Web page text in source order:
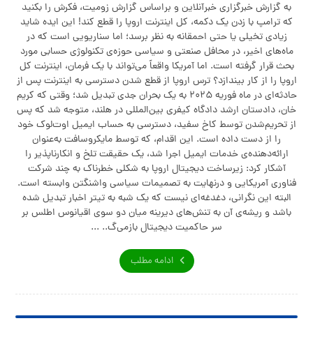
به گزارش خبرگزاری خبرآنلاین و براساس گزارش زومیت، فکرش را بکنید
که ترامپ با زدن یک دکمه، کل اینترنت اروپا را قطع کند! این ایده شاید
زیادی تخیلی یا حتی احمقانه به‌ نظر برسد؛ اما سناریویی است که در
ماه‌های اخیر، در محافل صنعتی و سیاسی حوزه‌ی تکنولوژی حسابی مورد
بحث قرار گرفته است. اما آمریکا واقعاً می‌تواند با یک فرمان، اینترنت کل
اروپا را از کار بیندازد؟ ترس اروپا از قطع شدن دسترسی به اینترنت پس از
حادثه‌ای در ماه فوریه ۲۰۲۵ به یک بحران جدی تبدیل شد؛‌ وقتی که کریم
خان، دادستان ارشد دادگاه کیفری بین‌المللی در هلند، متوجه شد که پس
از تحریم‌شدن توسط کاخ سفید، دسترسی به حساب ایمیل اوت‌لوک خود
را از دست داده است. این اقدام، که توسط مایکروسافت به‌عنوان
ارائه‌دهنده‌ی خدمات ایمیل اجرا شد، یک حقیقت تلخ و انکارناپذیر را
آشکار کرد: زیرساخت دیجیتال اروپا به شکلی خطرناک به چند شرکت
فناوری آمریکایی و درنهایت به تصمیمات سیاسی واشنگتن وابسته است.
البته این نگرانی، دغدغه‌ای نیست که یک شبه به تیتر اخبار تبدیل شده
باشد و ریشه‌ی آن به تنش‌های دیرینه میان دو سوی اقیانوس اطلس بر
سر حاکمیت دیجیتال بازمی‌گ.. ...
ادامه مطلب